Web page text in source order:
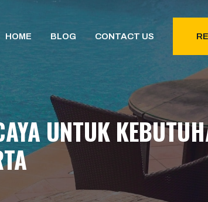
HOME BLOG CONTACT US
UNTUK